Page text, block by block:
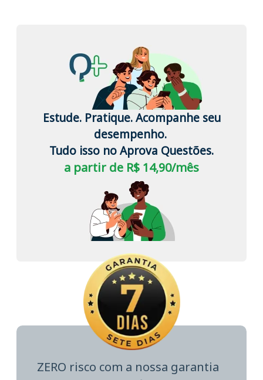
Estude. Pratique. Acompanhe seu
desempenho.
Tudo isso no Aprova Questões.
a partir de R$ 14,90/mês
ZERO risco com a nossa garantia